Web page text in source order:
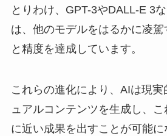
とりわけ、GPT-3やDALL-E 3
は、他のモデルをはるかに凌
と精度を達成しています。
これらの進化により、AIは現
ュアルコンテンツを生成し、
に近い成果を出すことが可能に